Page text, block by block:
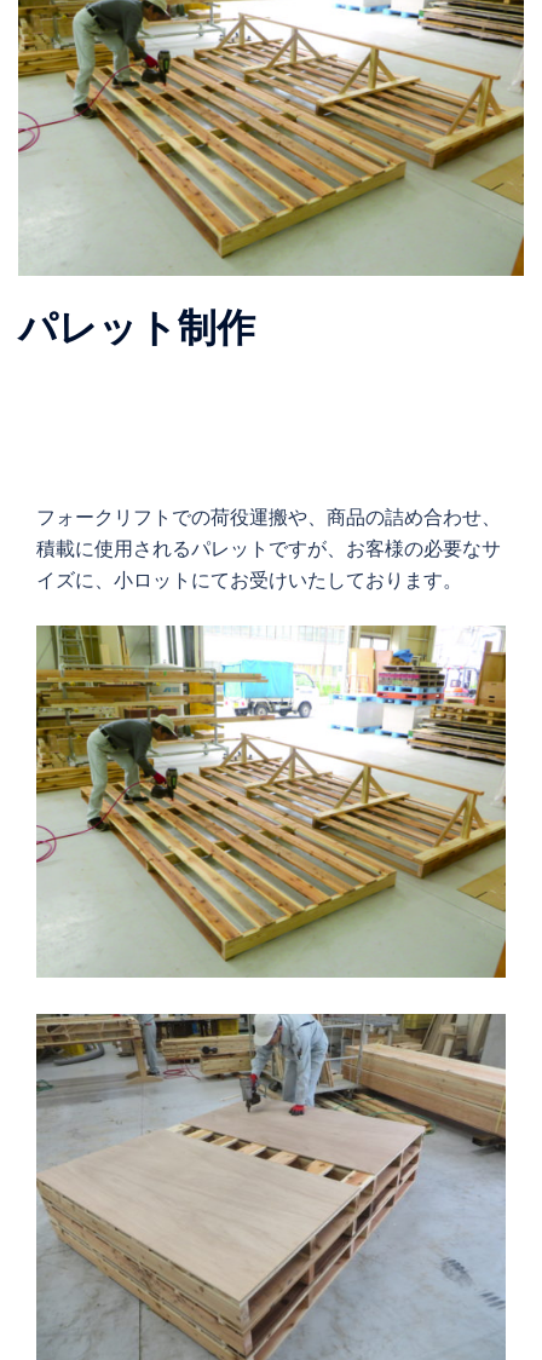
パレット制作
フォークリフトでの荷役運搬や、商品の詰め合わせ、
積載に使用されるパレットですが、お客様の必要なサ
イズに、小ロットにてお受けいたしております。